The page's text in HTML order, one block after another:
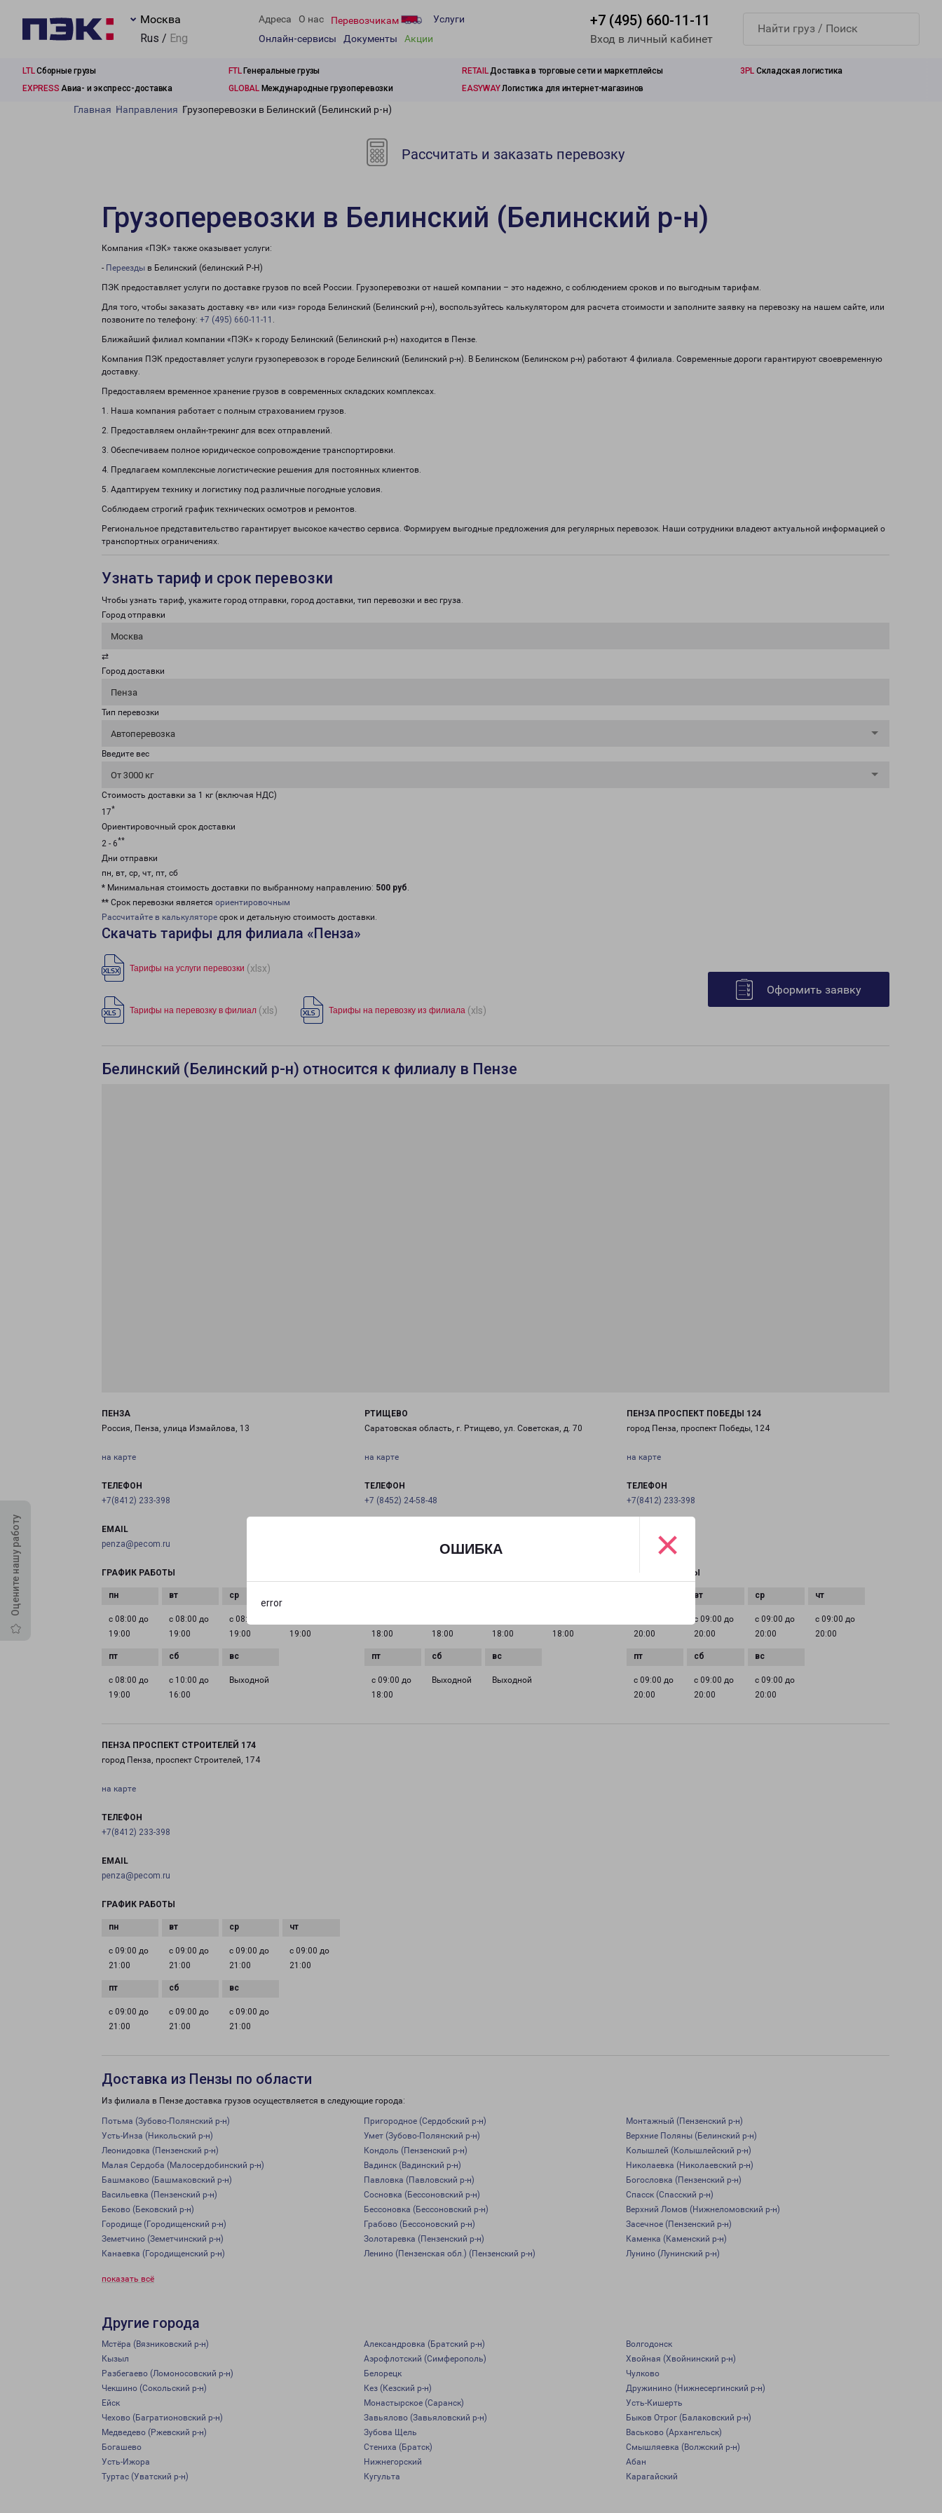
ОШИБКА
error
×
Москва
Rus / Eng
Адреса О нас Перевозчикам
Услуги
Онлайн-сервисы
Документы Акции
+7 (495) 660-11-11
Вход в личный кабинет
LTLСборные грузы FTLГенеральные грузы RETAILДоставка в торговые сети и маркетплейсы 3PL Складская логистика
EXPRESS Авиа- и экспресс-доставка GLOBALМеждународные грузоперевозки EASYWAYЛогистика для интернет-магазинов
Оцените нашу работу
Главная Направления Грузоперевозки в Белинский (Белинский р-н)
Рассчитать и заказать перевозку
Грузоперевозки в Белинский (Белинский р-н)
Компания «ПЭК» также оказывает услуги:
- Переезды в Белинский (белинский Р-Н)
ПЭК предоставляет услуги по доставке грузов по всей России. Грузоперевозки от нашей компании – это надежно, с соблюдением сроков и по выгодным тарифам.
Для того, чтобы заказать доставку «в» или «из» города Белинский (Белинский р-н), воспользуйтесь калькулятором для расчета стоимости и заполните заявку на перевозку на нашем сайте, или
позвоните по телефону: +7 (495) 660-11-11 .
Ближайший филиал компании «ПЭК» к городу Белинский (Белинский р-н) находится в Пензе.
Компания ПЭК предоставляет услуги грузоперевозок в городе Белинский (Белинский р-н). В Белинском (Белинском р-н) работают 4 филиала. Современные дороги гарантируют своевременную
доставку.
Предоставляем временное хранение грузов в современных складских комплексах.
1. Наша компания работает с полным страхованием грузов.
2. Предоставляем онлайн-трекинг для всех отправлений.
3. Обеспечиваем полное юридическое сопровождение транспортировки.
4. Предлагаем комплексные логистические решения для постоянных клиентов.
5. Адаптируем технику и логистику под различные погодные условия.
Соблюдаем строгий график технических осмотров и ремонтов.
Региональное представительство гарантирует высокое качество сервиса. Формируем выгодные предложения для регулярных перевозок. Наши сотрудники владеют актуальной информацией о
транспортных ограничениях.
Узнать тариф и срок перевозки
Чтобы узнать тариф, укажите город отправки, город доставки, тип перевозки и вес груза.
Город отправки
Москва
⇄
Город доставки
Пенза
Тип перевозки
Автоперевозка
Введите вес
От 3000 кг
Стоимость доставки за 1 кг (включая НДС)
17*
Ориентировочный срок доставки
2 - 6**
Дни отправки
пн, вт, ср, чт, пт, сб
* Минимальная стоимость доставки по выбранному направлению: 500 руб.
** Срок перевозки является ориентировочным
Рассчитайте в калькуляторе срок и детальную стоимость доставки.
Скачать тарифы для филиала «Пенза»
Тарифы на услуги перевозки (xlsx)
Тарифы на перевозку в филиал (xls) Тарифы на перевозку из филиала (xls)
Оформить заявку
Белинский (Белинский р-н) относится к филиалу в Пензе
ПЕНЗА
Россия, Пенза, улица Измайлова, 13
на карте
ТЕЛЕФОН
+7(8412) 233-398
EMAIL
penza@pecom.ru
ГРАФИК РАБОТЫ
с 08:00 до
19:00
с 08:00 до
19:00
с 08:00 до
19:00
19:00
с 08:00 до
19:00
с 10:00 до
16:00
Выходной
РТИЩЕВО
Саратовская область, г. Ртищево, ул. Советская, д. 70
на карте
ТЕЛЕФОН
+7 (8452) 24-58-48
Rtischevo-fr@pecom.ru
18:00
18:00
18:00
18:00
с 09:00 до
18:00
Выходной Выходной
ПЕНЗА ПРОСПЕКТ ПОБЕДЫ 124
город Пенза, проспект Победы, 124
на карте
ТЕЛЕФОН
+7(8412) 233-398
penza@pecom.ru
ГРАФИК РАБОТЫ
20:00
с 09:00 до
20:00
с 09:00 до
20:00
с 09:00 до
20:00
с 09:00 до
20:00
с 09:00 до
20:00
с 09:00 до
20:00
ПЕНЗА ПРОСПЕКТ СТРОИТЕЛЕЙ 174
город Пенза, проспект Строителей, 174
на карте
ТЕЛЕФОН
+7(8412) 233-398
EMAIL
penza@pecom.ru
ГРАФИК РАБОТЫ
с 09:00 до
21:00
с 09:00 до
21:00
с 09:00 до
21:00
с 09:00 до
21:00
с 09:00 до
21:00
с 09:00 до
21:00
с 09:00 до
21:00
Доставка из Пензы по области
Из филиала в Пензе доставка грузов осуществляется в следующие города:
Потьма (Зубово-Полянский р-н) Пригородное (Сердобский р-н)
Монтажный (Пензенский р-н)
Усть-Инза (Никольский р-н)
Умет (Зубово-Полянский р-н)
Верхние Поляны (Белинский р-н)
Леонидовка (Пензенский р-н)
Кондоль (Пензенский р-н)
Колышлей (Колышлейский р-н)
Малая Сердоба (Малосердобинский р-н)
Вадинск (Вадинский р-н)
Николаевка (Николаевский р-н)
Башмаково (Башмаковский р-н)
Павловка (Павловский р-н)
Богословка (Пензенский р-н)
Васильевка (Пензенский р-н)
Сосновка (Бессоновский р-н)
Спасск (Спасский р-н)
Беково (Бековский р-н)
Бессоновка (Бессоновский р-н)
Верхний Ломов (Нижнеломовский р-н)
Городище (Городищенский р-н)
Грабово (Бессоновский р-н)
Засечное (Пензенский р-н)
Земетчино (Земетчинский р-н)
Золотаревка (Пензенский р-н)
Каменка (Каменский р-н)
Канаевка (Городищенский р-н)
Ленино (Пензенская обл.) (Пензенский р-н) Лунино (Лунинский р-н)
показать всё
Другие города
Мстёра (Вязниковский р-н) Александровка (Братский р-н)
Волгодонск
Кызыл
Аэрофлотский (Симферополь)
Хвойная (Хвойнинский р-н)
Разбегаево (Ломоносовский р-н)
Белорецк
Чулково
Чекшино (Сокольский р-н)
Кез (Кезский р-н)
Дружинино (Нижнесергинский р-н)
Ейск
Монастырское (Саранск)
Усть-Кишерть
Чехово (Багратионовский р-н)
Завьялово (Завьяловский р-н)
Быков Отрог (Балаковский р-н)
Медведево (Ржевский р-н)
Зубова Щель
Васьково (Архангельск)
Богашево
Стениха (Братск)
Смышляевка (Волжский р-н)
Усть-Ижора
Нижнегорский
Абан
Туртас (Уватский р-н)
Кугульта Карагайский